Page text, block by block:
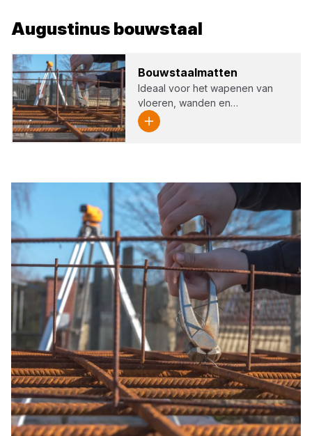
Augustinus bouwstaal
Bouw­staal­mat­ten
Ideaal voor het wapenen van
vloeren, wanden en…